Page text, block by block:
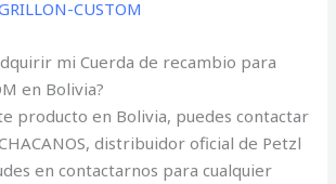
CUSTOM
mi Cuerda de recambio para
en Bolivia?
producto en Bolivia, puedes contactar
distribuidor oficial de Petzl
en contactarnos para cualquier